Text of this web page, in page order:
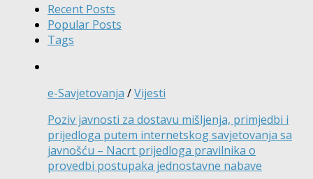
Recent Posts
Popular Posts
Tags
e-Savjetovanja /Vijesti
Poziv javnosti za dostavu mišljenja, primjedbi i
prijedloga putem internetskog savjetovanja sa
javnošću – Nacrt prijedloga pravilnika o
provedbi postupaka jednostavne nabave